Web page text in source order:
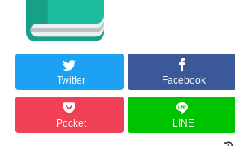
Twitter Facebook
Pocket LINE